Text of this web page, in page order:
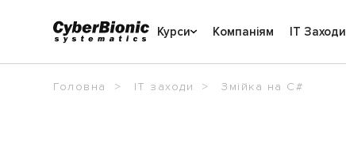
Курси Компаніям IT Заходи
Головна IT заходи Змійка на C#